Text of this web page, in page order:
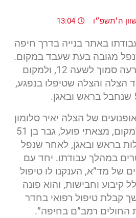
ה׳תשפ״ו 13:04
באתר בנייה בדרך חיפה
מגובה בעת שעבד במקום.
תאונת העבודה אירעה סמוך לשעה 12, ולמקום
הצלה והצלה שטיפלו בנפגע,
של הצלה יאיר סלומון
מדווח: “כשהגעתי למקום, מצאתי פועל, גבר בן 51
בראש ובאגן, לאחר שנפל
של כ 6 מטרים במהלך עבודתו. יחד עם
של מד”א, הענקנו לו טיפול
קיבוע וחבישות, והוא פונה
קבלת טיפול רפואי בחדר
החולים רמב”ם בחיפה”.